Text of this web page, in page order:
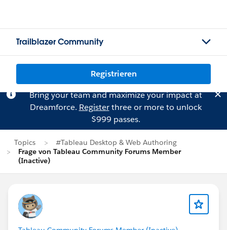
Trailblazer Community
Registrieren
Bring your team and maximize your impact at
Dreamforce. Registerthree or more to unlock
$999 passes.
Topics
#Tableau Desktop & Web Authoring
Frage von Tableau Community Forums Member
(Inactive)